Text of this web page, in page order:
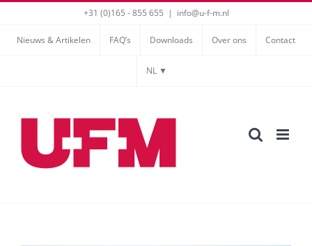
+31 (0)165 - 855 655 | info@u-f-m.nl
Nieuws & Artikelen FAQ’s Downloads Over ons Contact
NL ▼